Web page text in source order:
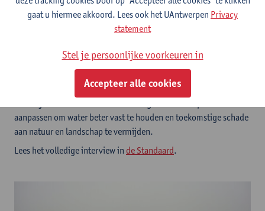
en eigenaars, die vrezen voor drassige gronden of verlies van
grachtenkaart, werd die na kritiek uitgesteld tot minstens 2029.
Staes en Vrebos vinden dat veel te laat: er zijn nu al ingrepen
nodig, ook al is de kaart onvolmaakt. Hun boodschap is
aanpassen om water beter vast te houden en toekomstige schade
aan natuur en landschap te vermijden.
Lees het volledige interview in de Standaard.
gaat u hiermee akkoord. Lees ook het UAntwerpen Privacy
statement
Stel je persoonlijke voorkeuren in
Accepteer alle cookies